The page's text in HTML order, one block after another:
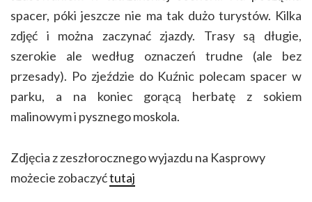
spacer, póki jeszcze nie ma tak dużo turystów. Kilka
zdjęć i można zaczynać zjazdy. Trasy są długie,
szerokie ale według oznaczeń trudne (ale bez
przesady). Po zjeździe do Kuźnic polecam spacer w
parku, a na koniec gorącą herbatę z sokiem
malinowym i pysznego moskola.
Zdjęcia z zeszłorocznego wyjazdu na Kasprowy
możecie zobaczyćtutaj